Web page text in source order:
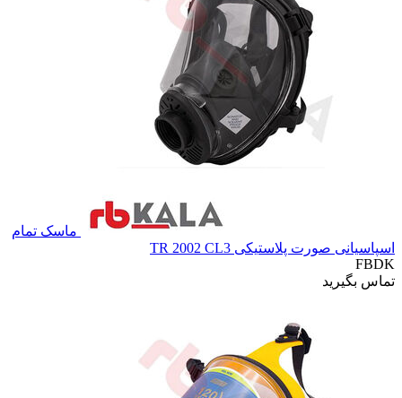
ماسک تمام
اسپاسیانی صورت پلاستیکی TR 2002 CL3
FBDK
تماس بگیرید